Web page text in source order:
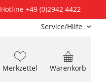
Hotline +49 (0)2942 4422
Service/Hilfe
Warenkorb
Merkzettel